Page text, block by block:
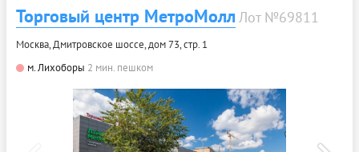
Торговый центр МетроМолл Лот №69811
Москва, Дмитровское шоссе, дом 73, стр. 1
м. Лихоборы 2 мин. пешком